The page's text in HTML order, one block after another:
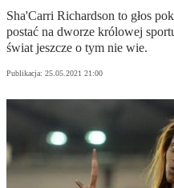
Sha'Carri Richardson to głos
postać na dworze królowej
świat jeszcze o tym nie wie.
Publikacja: 25.05.2021 21:00